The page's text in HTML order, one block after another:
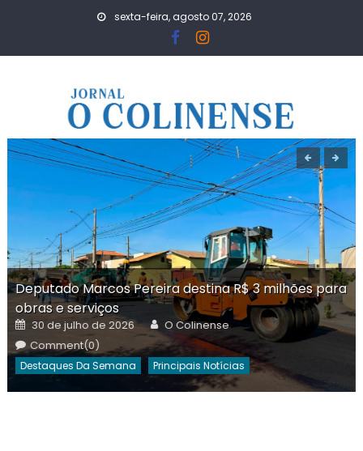
sexta-feira, agosto 07, 2026
Deputado Marcos Pereira destina R$ 3 milhões para
obras e serviços
Posted
on
30 de julho de 2026 Author
O Colinense
Comment(0)
Destaques Da Semana Principais Notícias